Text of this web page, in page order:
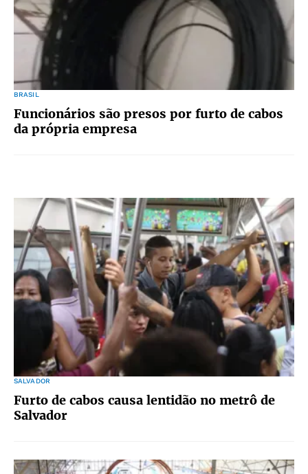
BRASIL
Funcionários são presos por furto de cabos
da própria empresa
SALVADOR
Furto de cabos causa lentidão no metrô de
Salvador